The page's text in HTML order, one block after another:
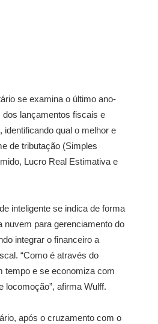
se examina o último ano-
lançamentos fiscais e
identificando qual o melhor e
de tributação (Simples
Lucro Real Estimativa e
inteligente se indica de forma
nuvem para gerenciamento do
integrar o financeiro a
“Como é através do
tempo e se economiza com
locomoção”, afirma Wulff.
após o cruzamento com o